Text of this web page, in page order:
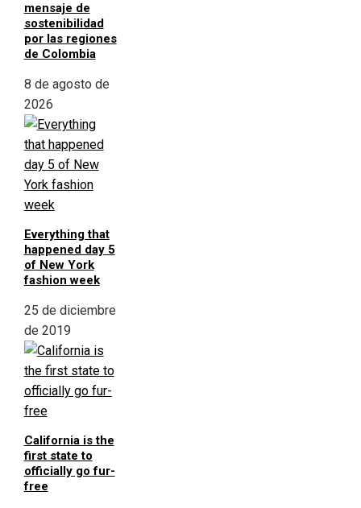
mensaje de
sostenibilidad
por las regiones
de Colombia
8 de agosto de
2026
Everything that
happened day 5
of New York
fashion week
25 de diciembre
de 2019
California is the
first state to
officially go fur-
free